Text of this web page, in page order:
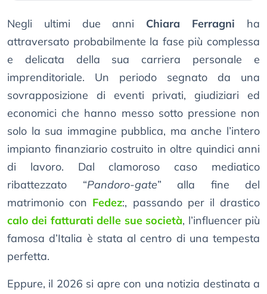
Negli ultimi due anni Chiara Ferragni ha
attraversato probabilmente la fase più complessa
e delicata della sua carriera personale e
imprenditoriale. Un periodo segnato da una
sovrapposizione di eventi privati, giudiziari ed
economici che hanno messo sotto pressione non
solo la sua immagine pubblica, ma anche l’intero
impianto finanziario costruito in oltre quindici anni
di lavoro. Dal clamoroso caso mediatico
ribattezzato “Pandoro-gate” alla fine del
matrimonio con Fedez:, passando per il drastico
calo dei fatturati delle sue società, l’influencer più
famosa d’Italia è stata al centro di una tempesta
perfetta.
Eppure, il 2026 si apre con una notizia destinata a